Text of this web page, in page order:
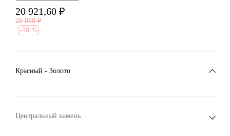
20 921,60 ₽
29 888 ₽
-30 %
Красный - Золото
Центральный камень